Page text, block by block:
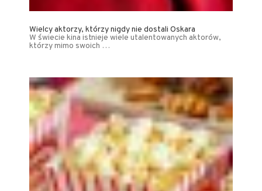
Wielcy aktorzy, którzy nigdy nie dostali Oskara
W świecie kina istnieje wiele utalentowanych aktorów,
którzy mimo swoich …